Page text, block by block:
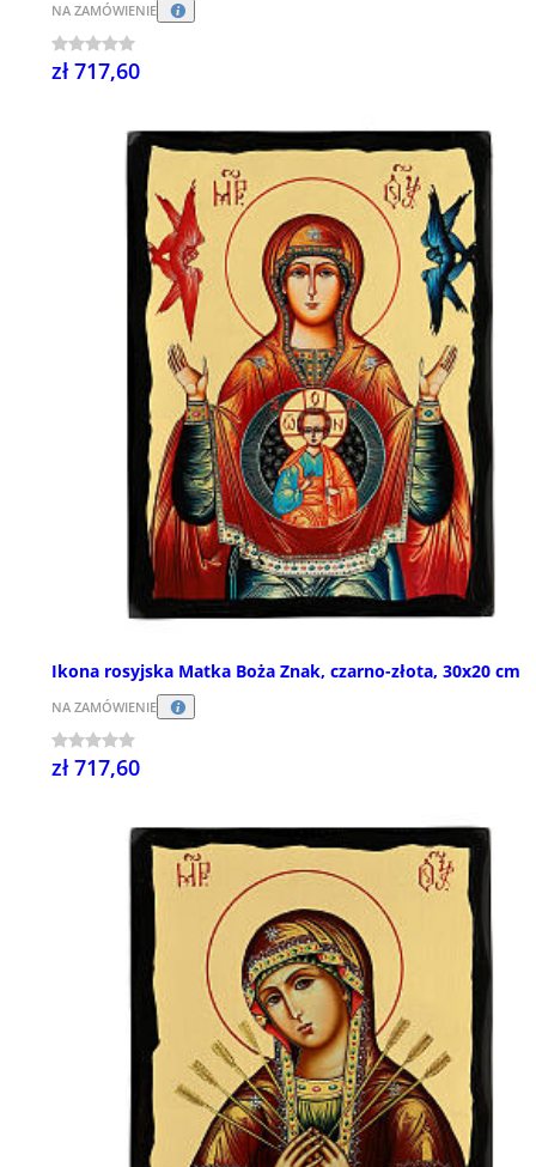
NA ZAMÓWIENIE
zł 717,60
Ikona rosyjska Matka Boża Znak, czarno-złota, 30x20 cm
NA ZAMÓWIENIE
zł 717,60